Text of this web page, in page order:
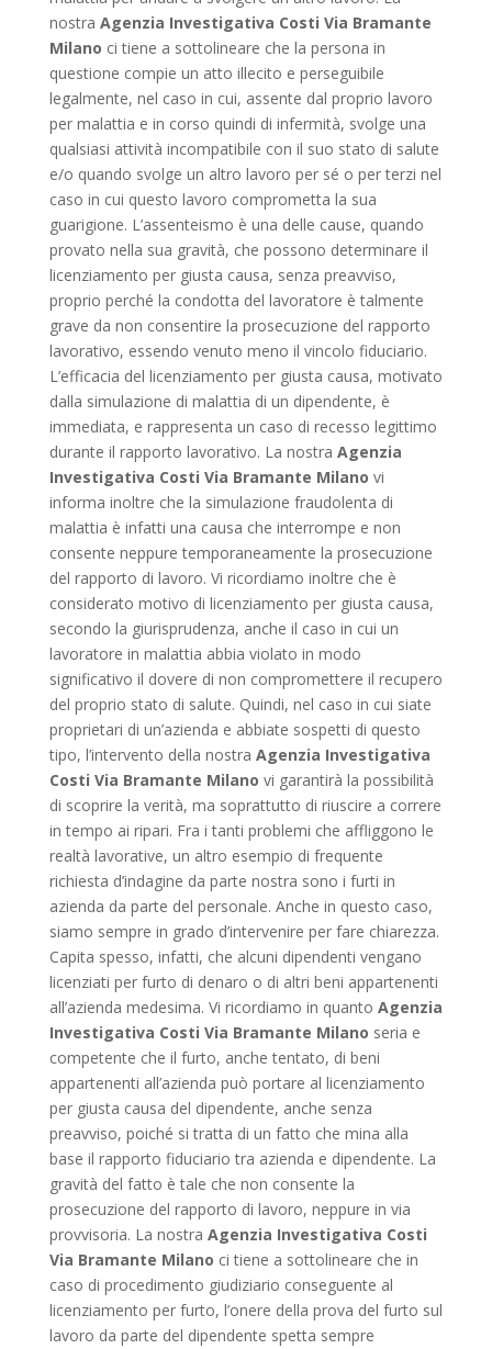
nostra Agenzia Investigativa Costi Via Bramante
Milano ci tiene a sottolineare che la persona in
questione compie un atto illecito e perseguibile
legalmente, nel caso in cui, assente dal proprio lavoro
per malattia e in corso quindi di infermità, svolge una
qualsiasi attività incompatibile con il suo stato di salute
e/o quando svolge un altro lavoro per sé o per terzi nel
caso in cui questo lavoro comprometta la sua
guarigione. L’assenteismo è una delle cause, quando
provato nella sua gravità, che possono determinare il
licenziamento per giusta causa, senza preavviso,
proprio perché la condotta del lavoratore è talmente
grave da non consentire la prosecuzione del rapporto
lavorativo, essendo venuto meno il vincolo fiduciario.
L’efficacia del licenziamento per giusta causa, motivato
dalla simulazione di malattia di un dipendente, è
immediata, e rappresenta un caso di recesso legittimo
durante il rapporto lavorativo. La nostra Agenzia
Investigativa Costi Via Bramante Milano vi
informa inoltre che la simulazione fraudolenta di
malattia è infatti una causa che interrompe e non
consente neppure temporaneamente la prosecuzione
del rapporto di lavoro. Vi ricordiamo inoltre che è
considerato motivo di licenziamento per giusta causa,
secondo la giurisprudenza, anche il caso in cui un
lavoratore in malattia abbia violato in modo
significativo il dovere di non compromettere il recupero
del proprio stato di salute. Quindi, nel caso in cui siate
proprietari di un’azienda e abbiate sospetti di questo
tipo, l’intervento della nostra Agenzia Investigativa
Costi Via Bramante Milano vi garantirà la possibilità
di scoprire la verità, ma soprattutto di riuscire a correre
in tempo ai ripari. Fra i tanti problemi che affliggono le
realtà lavorative, un altro esempio di frequente
richiesta d’indagine da parte nostra sono i furti in
azienda da parte del personale. Anche in questo caso,
siamo sempre in grado d’intervenire per fare chiarezza.
Capita spesso, infatti, che alcuni dipendenti vengano
licenziati per furto di denaro o di altri beni appartenenti
all’azienda medesima. Vi ricordiamo in quanto Agenzia
Investigativa Costi Via Bramante Milano seria e
competente che il furto, anche tentato, di beni
appartenenti all’azienda può portare al licenziamento
per giusta causa del dipendente, anche senza
preavviso, poiché si tratta di un fatto che mina alla
base il rapporto fiduciario tra azienda e dipendente. La
gravità del fatto è tale che non consente la
prosecuzione del rapporto di lavoro, neppure in via
provvisoria. La nostra Agenzia Investigativa Costi
Via Bramante Milano ci tiene a sottolineare che in
caso di procedimento giudiziario conseguente al
licenziamento per furto, l’onere della prova del furto sul
lavoro da parte del dipendente spetta sempre